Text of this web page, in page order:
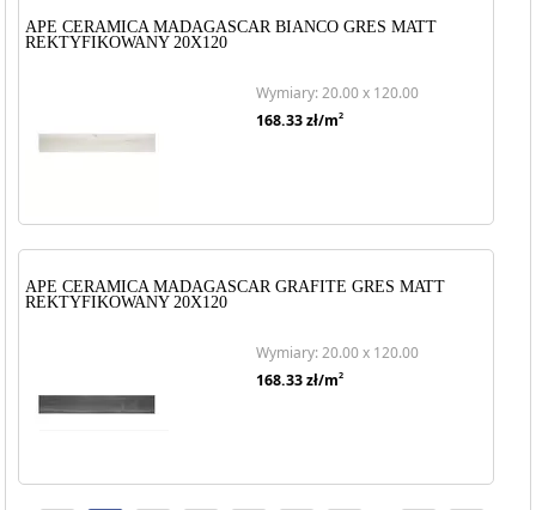
APE CERAMICA MADAGASCAR BIANCO GRES MATT
REKTYFIKOWANY 20X120
Wymiary: 20.00 x 120.00
168.33zł/m2
APE CERAMICA MADAGASCAR GRAFITE GRES MATT
REKTYFIKOWANY 20X120
Wymiary: 20.00 x 120.00
168.33zł/m2